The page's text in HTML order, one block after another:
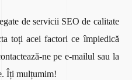
de servicii SEO de calitate
toți acei factori ce împiedică
ne pe e-mailul sau la
Îți mulțumim!